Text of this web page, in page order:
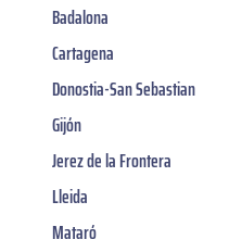
Badalona
Cartagena
Donostia-San Sebastian
Gijón
Jerez de la Frontera
Lleida
Mataró